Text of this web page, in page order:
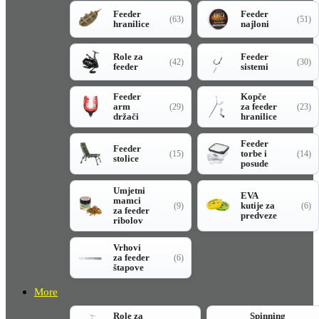
Feeder
hranilice
(63)
Feeder
najloni
(51)
Role za
feeder
(42)
Feeder
sistemi
(30)
Feeder
arm
držači
(29)
Kopče
za feeder
hranilice
(23)
Feeder
stolice
(15)
Feeder
torbe i
posude
(14)
Umjetni
mamci
za feeder
ribolov
(9)
EVA
kutije za
predveze
(6)
Vrhovi
za feeder
štapove
(6)
More
Role za
Spinning